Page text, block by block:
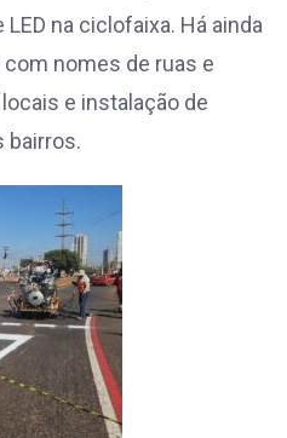
na ciclofaixa. Há ainda
nomes de ruas e
e instalação de
bairros.